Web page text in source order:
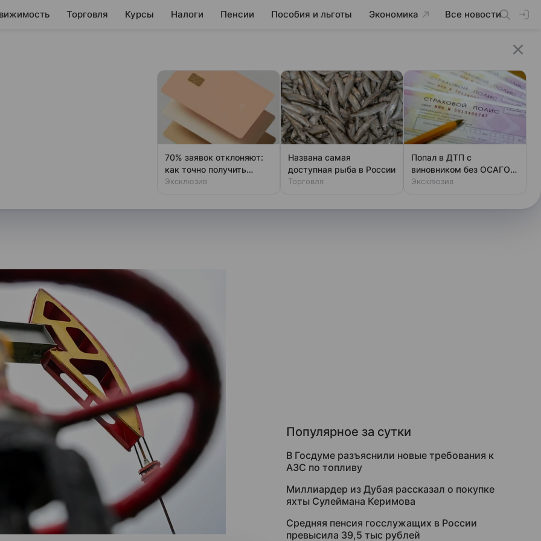
Торговля Курсы Налоги Пенсии Пособия и льготы Экономика Все новости
запасов
на утро 11 февраля и
биржах в этот день
Популярное за сутки
В Госдуме разъяснили новые требования к
АЗС по топливу
Миллиардер из Дубая рассказал о покупке
яхты Сулеймана Керимова
Средняя пенсия госслужащих в России
превысила 39,5 тыс рублей
70% заявок отклоняют:
как точно получить
кредитные каникулы
Эксклюзив
Названа самая
доступная рыба в России
Торговля
Попал в ДТП с
виновником без ОСАГО:
вот как вернуть деньги
Эксклюзив